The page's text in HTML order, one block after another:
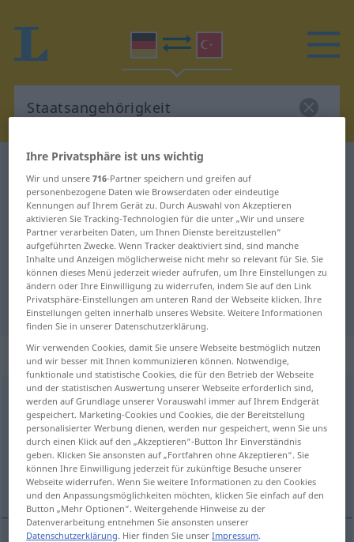
Deutsch-Türkisch Wörterbuch
Staatsangehörigkeit
Deutsch-Türkisch Übersetzung für
"Staatsangehörigkeit"
"Staatsangehörigkeit" Türkisch
Übersetzung
„Staatsangehörigkeit“: weiblich
Staatsangehörigkeitf <Staatsangehörigkeit;-en >
Übersicht aller Übersetzungen
(Für mehr Details die Übersetzung anklicken/antippen)
uyruk, tabiyet, vatandaşlık
Ihre Privatsphäre ist uns wichtig
Wir und unsere716-Partner speichern und greifen auf
personenbezogene Daten wie Browserdaten oder eindeutige
Kennungen auf Ihrem Gerät zu. Durch Auswahl von Akzeptieren
aktivieren Sie Tracking-Technologien für die unter „Wir und unsere
Partner verarbeiten Daten, um Ihnen Dienste bereitzustellen“
aufgeführten Zwecke. Wenn Tracker deaktiviert sind, sind manche
Inhalte und Anzeigen möglicherweise nicht mehr so relevant für Sie. Sie
können dieses Menü jederzeit wieder aufrufen, um Ihre Einstellungen zu
ändern oder Ihre Einwilligung zu widerrufen, indem Sie auf den Link
Privatsphäre-Einstellungen am unteren Rand der Webseite klicken. Ihre
Einstellungen gelten innerhalb unseres Website. Weitere Informationen
finden Sie in unserer Datenschutzerklärung.
Wir verwenden Cookies, damit Sie unsere Webseite bestmöglich nutzen
und wir besser mit Ihnen kommunizieren können. Notwendige,
funktionale und statistische Cookies, die für den Betrieb der Webseite
und der statistischen Auswertung unserer Webseite erforderlich sind,
werden auf Grundlage unserer Vorauswahl immer auf Ihrem Endgerät
gespeichert. Marketing-Cookies und Cookies, die der Bereitstellung
personalisierter Werbung dienen, werden nur gespeichert, wenn Sie uns
durch einen Klick auf den „Akzeptieren“-Button Ihr Einverständnis
geben. Klicken Sie ansonsten auf „Fortfahren ohne Akzeptieren“. Sie
können Ihre Einwilligung jederzeit für zukünftige Besuche unserer
Webseite widerrufen. Wenn Sie weitere Informationen zu den Cookies
und den Anpassungsmöglichkeiten möchten, klicken Sie einfach auf den
Button „Mehr Optionen“. Weitergehende Hinweise zu der
Datenverarbeitung entnehmen Sie ansonsten unserer
Datenschutzerklärung. Hier finden Sie unserImpressum.